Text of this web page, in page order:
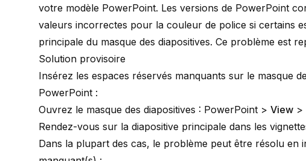
votre modèle PowerPoint. Les versions de PowerPoint
valeurs incorrectes pour la couleur de police si certains
principale du masque des diapositives. Ce problème est
Solution provisoire
Insérez les espaces réservés manquants sur le masque
PowerPoint :
Ouvrez le masque des diapositives : PowerPoint > View >
Rendez-vous sur la diapositive principale dans les
Dans la plupart des cas, le problème peut être résolu en